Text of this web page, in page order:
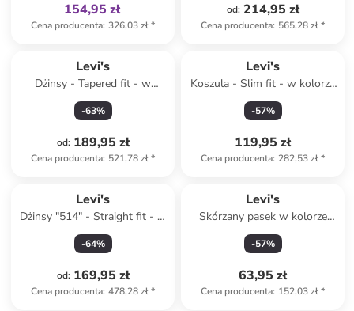
154,95 zł
Cena producenta: 326,03 zł*
od: 214,95 zł
Cena producenta: 565,28 zł*
Levi's
Dżinsy - Tapered fit - w
kolorze szarym
-63%
od: 189,95 zł
Cena producenta: 521,78 zł*
Levi's
Koszula - Slim fit - w kolorze
błękitnym
-57%
119,95 zł
Cena producenta: 282,53 zł*
Levi's
Dżinsy "514" - Straight fit - w
kolorze niebieskim
-64%
od: 169,95 zł
Cena producenta: 478,28 zł*
Levi's
Skórzany pasek w kolorze
czarnym
-57%
63,95 zł
Cena producenta: 152,03 zł*